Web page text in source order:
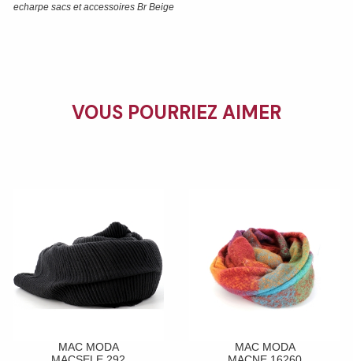
echarpe sacs et accessoires Br Beige
VOUS POURRIEZ AIMER
MAC MODA
MAC MODA